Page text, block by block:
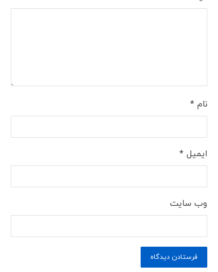
نام*
ایمیل*
وب‌ سایت